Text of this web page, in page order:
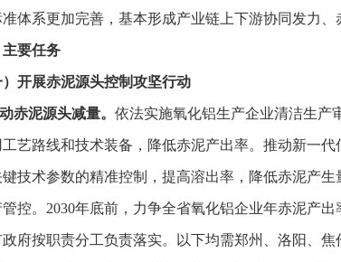
体系更加完善，基本形成产业链上下游协同发力
要任务
）开展赤泥源头控制攻坚行动
赤泥源头减量。 依法实施氧化铝生产企业清洁生产
艺路线和技术装备，降低赤泥产出率。推动新一
技术参数的精准控制，提高溶出率，降低赤泥产
控。2030年底前，力争全省氧化铝企业年赤泥产
府按职责分工负责落实。以下均需郑州、洛阳、焦